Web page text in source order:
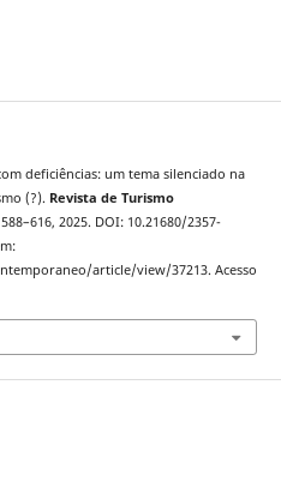
deficiências: um tema silenciado na
(?). Revista de Turismo
2025. DOI: 10.21680/2357-
article/view/37213. Acesso